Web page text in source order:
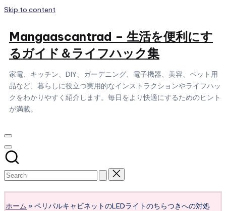
Skip to content
Mangaascantrad – 生活を便利にす
るガイド＆ライフハック集
家電、キッチン、DIY、ガーデニング、電子機器、美容、ペット用
品など、暮らしに役立つ実用的なインストラクションやライフハッ
クをわかりやすく紹介します。毎日をより快適にするためのヒント
が満載。
ホーム » ペリパルキャビネットのLEDライトのちらつきへの対処